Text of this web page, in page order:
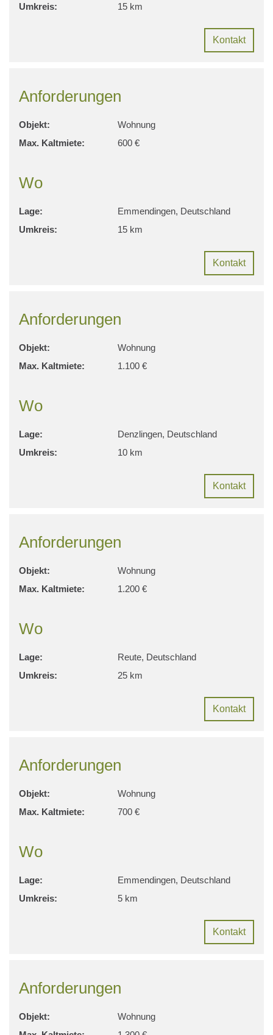
Umkreis:
15 km
Kontakt
Anforderungen
Objekt:
Wohnung
Max. Kaltmiete:
600 €
Wo
Lage:
Emmendingen, Deutschland
Umkreis:
15 km
Kontakt
Anforderungen
Objekt:
Wohnung
Max. Kaltmiete:
1.100 €
Wo
Lage:
Denzlingen, Deutschland
Umkreis:
10 km
Kontakt
Anforderungen
Objekt:
Wohnung
Max. Kaltmiete:
1.200 €
Wo
Lage:
Reute, Deutschland
Umkreis:
25 km
Kontakt
Anforderungen
Objekt:
Wohnung
Max. Kaltmiete:
700 €
Wo
Lage:
Emmendingen, Deutschland
Umkreis:
5 km
Kontakt
Anforderungen
Objekt:
Wohnung